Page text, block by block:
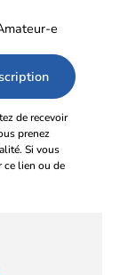
e
de recevoir
prenez
Si vous
ce lien ou de